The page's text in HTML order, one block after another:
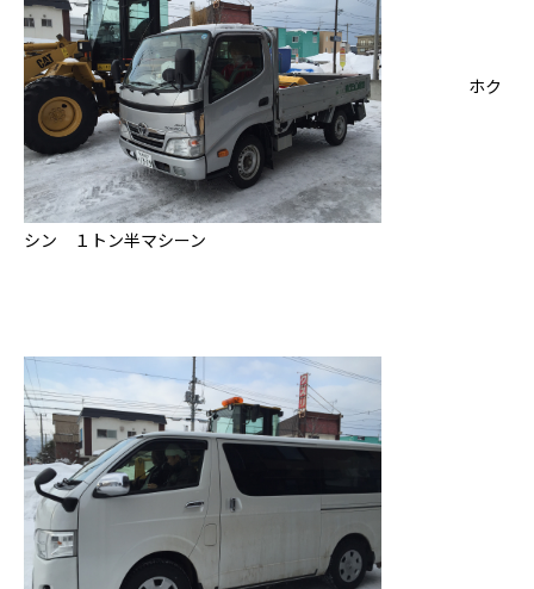
家づくりの流れ
施工事例
コラム
お知らせ
koselig コーシェリ
見学予約
お問い合わせ
ホク
シン １トン半マシーン